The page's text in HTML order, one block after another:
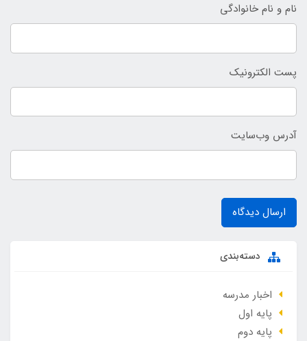
نام و نام خانوادگی
پست الکترونیک
آدرس وب‌سایت
ارسال دیدگاه
دسته‌بندی
اخبار مدرسه
پایه اول
پایه دوم